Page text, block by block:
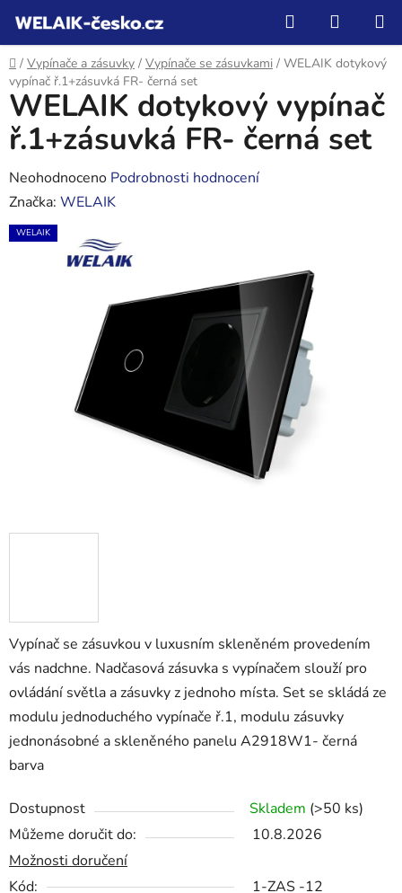
obsah
Hledat
KOŠÍK
Domů
/ Vypínače a zásuvky / Vypínače se zásuvkami / WELAIK dotykový
vypínač ř.1+zásuvká FR- černá set
Vypínač se zásuvkou v luxusním skleněném provedením
vás nadchne. Nadčasová zásuvka s vypínačem slouží pro
ovládání světla a zásuvky z jednoho místa. Set se skládá ze
modulu jednoduchého vypínače ř.1, modulu zásuvky
jednonásobné a skleněného panelu A2918W1- černá
barva
Dostupnost Skladem (>50 ks)
Můžeme doručit do:
10.8.2026
Možnosti doručení
Kód:
1-ZAS -12
WELAIK dotykový vypínač
ř.1+zásuvká FR- černá set
Průměrné
hodnocení
produktu
Neohodnoceno Podrobnosti hodnocení
Značka: WELAIK
WELAIK